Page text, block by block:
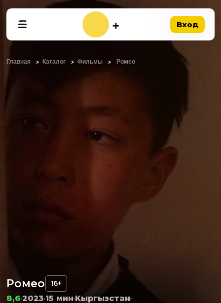
Вход
Главная Каталог Фильмы Ромео
Ромео 16+
8,6202315 минKыргызстан